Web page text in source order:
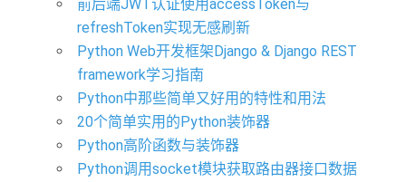
前后端JWT认证使用accessToken与
refreshToken实现无感刷新
Python Web开发框架Django & Django REST
framework学习指南
Python中那些简单又好用的特性和用法
20个简单实用的Python装饰器
Python高阶函数与装饰器
Python调用socket模块获取路由器接口数据